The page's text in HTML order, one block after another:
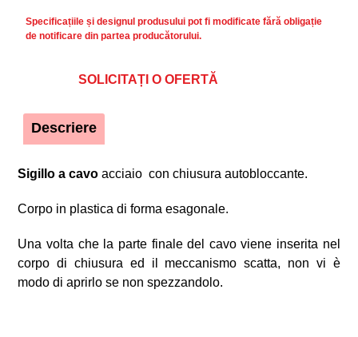
Specificațiile și designul produsului pot fi modificate fără obligație
de notificare din partea producătorului.
SOLICITAȚI O OFERTĂ
Descriere
Sigillo a cavo acciaio con chiusura autobloccante.
Corpo in plastica di forma esagonale.
Una volta che la parte finale del cavo viene inserita nel
corpo di chiusura ed il meccanismo scatta, non vi è
modo di aprirlo se non spezzandolo.